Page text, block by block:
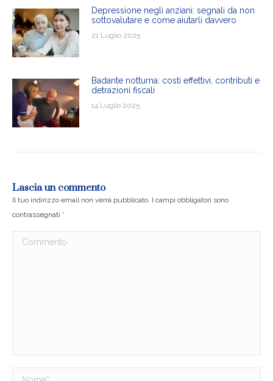
Depressione negli anziani: segnali da non
sottovalutare e come aiutarli davvero
21 Luglio 2025
Badante notturna: costi effettivi, contributi e
detrazioni fiscali
14 Luglio 2025
Lascia un commento
Il tuo indirizzo email non verrà pubblicato. I campi obbligatori sono
contrassegnati *
Commento
Nome *